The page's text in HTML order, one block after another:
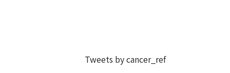
Tweets by cancer_ref